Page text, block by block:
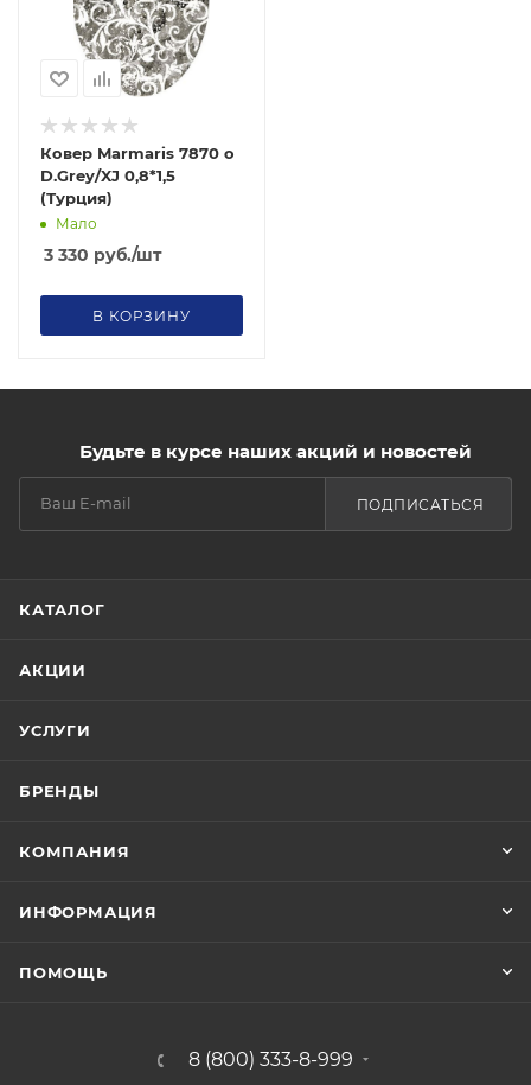
Ковер Marmaris 7870 o
D.Grey/XJ 0,8*1,5
(Турция)
Мало
3 330 руб./шт
В КОРЗИНУ
Будьте в курсе наших акций и новостей
ПОДПИСАТЬСЯ
КАТАЛОГ
АКЦИИ
УСЛУГИ
БРЕНДЫ
КОМПАНИЯ
ИНФОРМАЦИЯ
ПОМОЩЬ
8 (800) 333-8-999